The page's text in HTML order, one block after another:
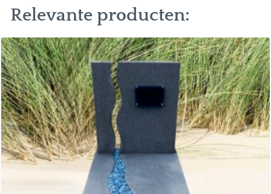
Relevante producten: